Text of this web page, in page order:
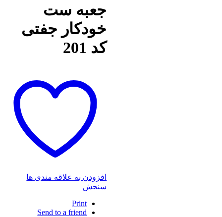
جعبه ست
خودکار جفتی
کد 201
افزودن به علاقه مندی ها
سنجش
Print
Send to a friend